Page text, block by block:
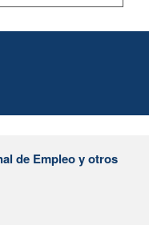
de Empleo y otros